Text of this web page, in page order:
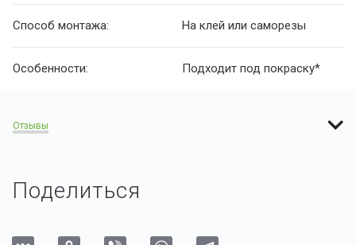
Способ монтажа: На клей или саморезы
Особенности: Подходит под покраску*
Отзывы
Поделиться